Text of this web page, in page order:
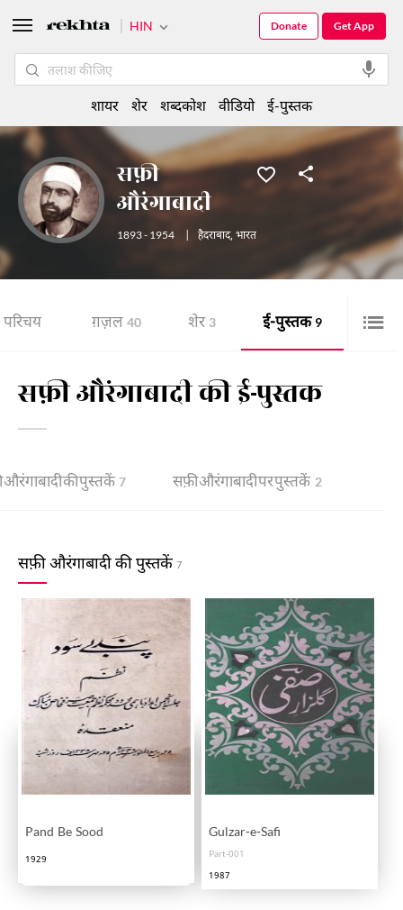
सफ़ी
औरंगाबादी
1893 - 1954 हैदराबाद, भारत
परिचय ग़ज़ल 40 शेर 3 ई-पुस्तक 9
सफ़ी औरंगाबादी की ई-पुस्तक
की पुस्तकें 7 सफ़ी औरंगाबादी पर पुस्तकें 2
सफ़ी औरंगाबादी की पुस्तकें 7
Pand Be Sood
1929
Gulzar-e-Safi
Part-001
1987
HIN Get App
Donate
शायर शेर शब्दकोश वीडियो ई-पुस्तक